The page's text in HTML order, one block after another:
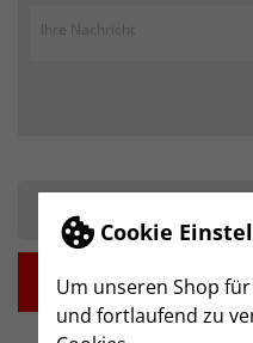
Cookie
Um unseren Shop
und fortlaufend zu
 IN